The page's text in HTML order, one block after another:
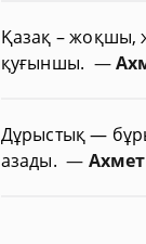
Қазақ – жоқшы,
қуғыншы. —
Дұрыстық —
азады.—